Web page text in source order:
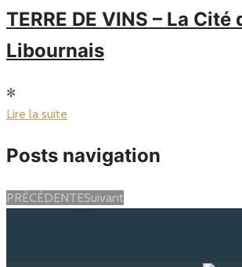
TERRE DE VINS – La Cité
Libournais
✻
Lire la suite
Posts navigation
PRÉCÉDENTESuivant